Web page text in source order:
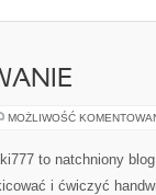
MOŻLIWOŚĆ
to natchniony
i ćwiczyć